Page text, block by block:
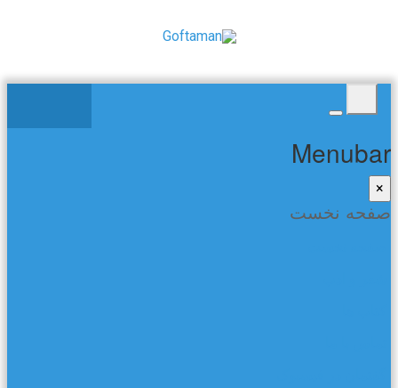
Menubar
×
صفحه نخست